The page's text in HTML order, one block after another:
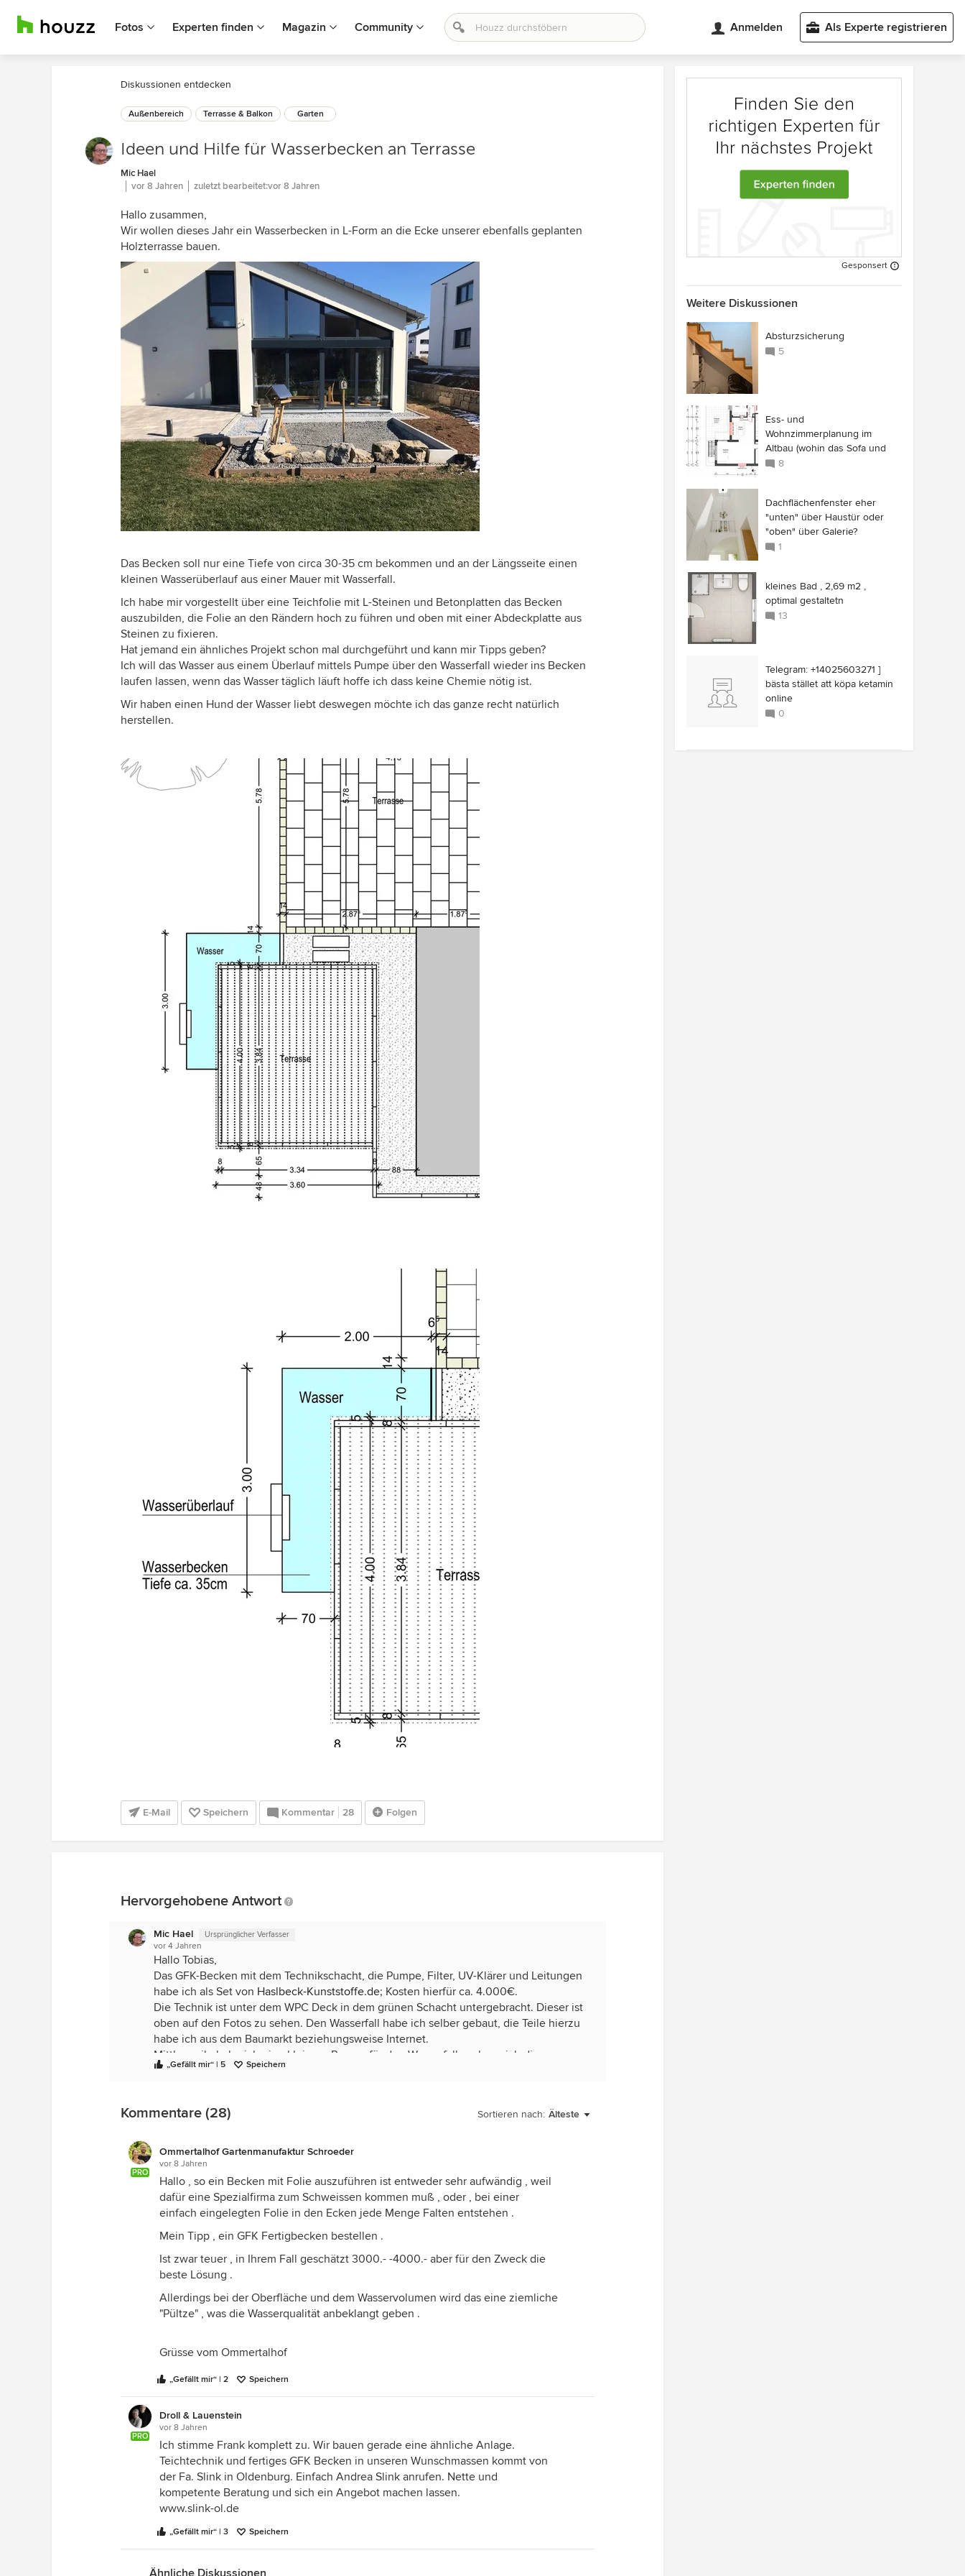
Fotos Experten finden Magazin Community Anmelden Als Experte registrieren
Diskussionen entdecken
Außenbereich Terrasse & Balkon Garten
Ideen und Hilfe für Wasserbecken an Terrasse
Mic Hael
vor 8 Jahren
zuletzt bearbeitet:vor 8 Jahren
Hallo zusammen,
Wir wollen dieses Jahr ein Wasserbecken in L-Form an die Ecke unserer ebenfalls geplanten
Holzterrasse bauen.
Das Becken soll nur eine Tiefe von circa 30-35 cm bekommen und an der Längsseite einen
kleinen Wasserüberlauf aus einer Mauer mit Wasserfall.
Ich habe mir vorgestellt über eine Teichfolie mit L-Steinen und Betonplatten das Becken
auszubilden, die Folie an den Rändern hoch zu führen und oben mit einer Abdeckplatte aus
Steinen zu fixieren.
Hat jemand ein ähnliches Projekt schon mal durchgeführt und kann mir Tipps geben?
Ich will das Wasser aus einem Überlauf mittels Pumpe über den Wasserfall wieder ins Becken
laufen lassen, wenn das Wasser täglich läuft hoffe ich dass keine Chemie nötig ist.
Wir haben einen Hund der Wasser liebt deswegen möchte ich das ganze recht natürlich
herstellen.
E-Mail Speichern Kommentar 28 Folgen
Hervorgehobene Antwort
Mic Hael Ursprünglicher Verfasser
vor 4 Jahren
Hallo Tobias,
Das GFK-Becken mit dem Technikschacht, die Pumpe, Filter, UV-Klärer und Leitungen
habe ich als Set von Haslbeck-Kunststoffe.de; Kosten hierfür ca. 4.000€.
Die Technik ist unter dem WPC Deck in dem grünen Schacht untergebracht. Dieser ist
oben auf den Fotos zu sehen. Den Wasserfall habe ich selber gebaut, die Teile hierzu
habe ich aus dem Baumarkt beziehungsweise Internet.
Mittlerweile habe ich eine kleinere Pumpe für den Wasserfall, so kann ich diesen
separat laufen lassen. Die große Pumpe (Leistung circa 6000 l/h) läuft 6-8 Stunden am
Poolsauger mit dem ich regelmäßig den Boden reinige, Blätter und Gras wird natürlich
Ist schon einiges an Arbeit.
„Gefällt mir“ | 5 Speichern
Sortieren nach: Älteste
Kommentare (28)
PRO
Ommertalhof Gartenmanufaktur Schroeder
vor 8 Jahren
Hallo , so ein Becken mit Folie auszuführen ist entweder sehr aufwändig , weil
dafür eine Spezialfirma zum Schweissen kommen muß , oder , bei einer
einfach eingelegten Folie in den Ecken jede Menge Falten entstehen .
Mein Tipp , ein GFK Fertigbecken bestellen .
Ist zwar teuer , in Ihrem Fall geschätzt 3000.- -4000.- aber für den Zweck die
beste Lösung .
Allerdings bei der Oberfläche und dem Wasservolumen wird das eine ziemliche
"Pültze" , was die Wasserqualität anbeklangt geben .
Grüsse vom Ommertalhof
„Gefällt mir“ | 2 Speichern
PRO
Droll & Lauenstein
vor 8 Jahren
Ich stimme Frank komplett zu. Wir bauen gerade eine ähnliche Anlage.
Teichtechnik und fertiges GFK Becken in unseren Wunschmassen kommt von
der Fa. Slink in Oldenburg. Einfach Andrea Slink anrufen. Nette und
kompetente Beratung und sich ein Angebot machen lassen.
www.slink-ol.de
„Gefällt mir“ | 3 Speichern
Ähnliche Diskussionen
Gesponsert
Weitere Diskussionen
Absturzsicherung
5
Ess- und
Wohnzimmerplanung im
Altbau (wohin das Sofa und
das Licht)
8
Dachflächenfenster eher
"unten" über Haustür oder
"oben" über Galerie?
1
kleines Bad , 2,69 m2 ,
optimal gestaltetn
13
Telegram: +14025603271 ]
bästa stället att köpa ketamin
online
0